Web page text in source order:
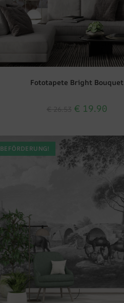
Fototapete Bright Bouquet
€ 19.90
BEFÖRDERUNG!